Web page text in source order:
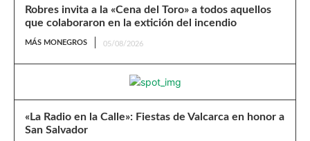
Robres invita a la «Cena del Toro» a todos aquellos
que colaboraron en la extición del incendio
MÁS MONEGROS 05/08/2026
«La Radio en la Calle»: Fiestas de Valcarca en honor a
San Salvador